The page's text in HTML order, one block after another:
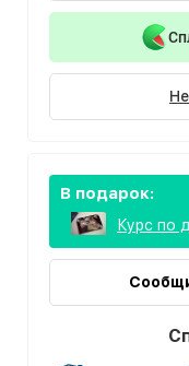
В подарок:
Курс по